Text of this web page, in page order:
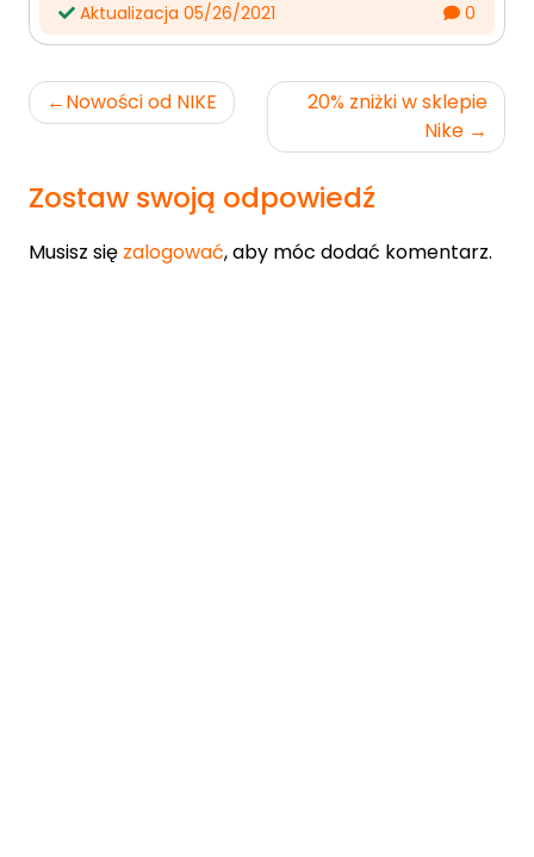
Aktualizacja 05/26/2021
0
Nawigacja
wpisu
Nowości od NIKE
20% zniżki w sklepie
Nike
Zostaw swoją odpowiedź
Musisz się zalogować, aby móc dodać komentarz.